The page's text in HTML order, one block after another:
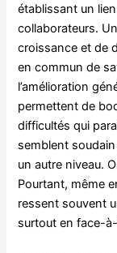
établissant un
collaborateurs.
croissance et de
en commun de
l’amélioration
permettent de
difficultés qui
semblent
un autre niveau.
Pourtant, même
ressent souvent
surtout en face-